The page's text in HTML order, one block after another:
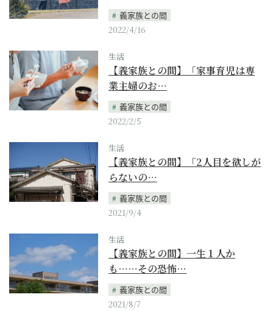
義家族との間
2022/4/16
生活
【義家族との間】「家事育児は専
業主婦のお…
義家族との間
2022/2/5
生活
【義家族との間】「2人目を欲しが
らないの…
義家族との間
2021/9/4
生活
【義家族との間】一生１人か
も……その恐怖…
義家族との間
2021/8/7